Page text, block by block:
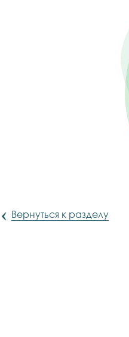
‹ Вернуться к разделу